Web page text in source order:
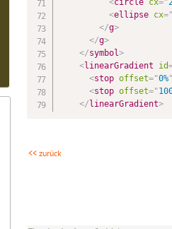
<circle cx="
<ellipse cx=
</g>
</g>
</symbol>
<linearGradient id
<stop offset="0%
<stop offset="
</ linearGradient>
<< zurück